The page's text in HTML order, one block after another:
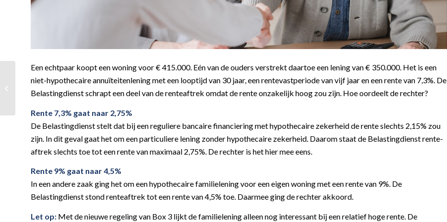
Een echtpaar koopt een woning voor € 415.000. Eén van de ouders verstrekt daartoe een lening van € 350.000. Het is een
niet-hypothecaire annuïteitenlening met een looptijd van 30 jaar, een rentevastperiode van vijf jaar en een rente van 7,3%. De
Belastingdienst schrapt een deel van de renteaftrek omdat de rente onzakelijk hoog zou zijn. Hoe oordeelt de rechter?
Rente 7,3% gaat naar 2,75%
De Belastingdienst stelt dat bij een reguliere bancaire financiering met hypothecaire zekerheid de rente slechts 2,15% zou
zijn. In dit geval gaat het om een particuliere lening zonder hypothecaire zekerheid. Daarom staat de Belastingdienst rente-
aftrek slechts toe tot een rente van maximaal 2,75%. De rechter is het hier mee eens.
Rente 9% gaat naar 4,5%
In een andere zaak ging het om een hypothecaire familielening voor een eigen woning met een rente van 9%. De
Belastingdienst stond renteaftrek tot een rente van 4,5% toe. Daarmee ging de rechter akkoord.
Let op: Met de nieuwe regeling van Box 3 lijkt de familielening alleen nog interessant bij een relatief hoge rente. De
Vervalt
bij beëindiging bedrijf?